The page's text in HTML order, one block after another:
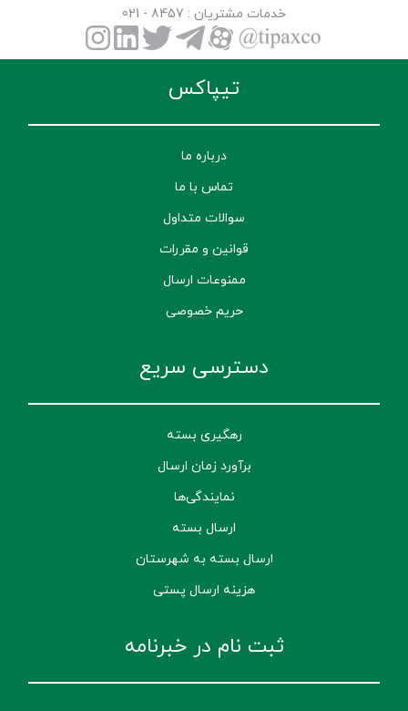
خدمات مشتریان : 8457 - 021
تیپاکس
درباره ما
تماس با ما
سوالات متداول
قوانین و مقررات
ممنوعات ارسال
حریم خصوصی
دسترسی سریع
رهگیری بسته
برآورد زمان ارسال
نمایندگی‌ها
ارسال بسته
ارسال بسته به شهرستان
هزینه ارسال پستی
ثبت نام در خبرنامه